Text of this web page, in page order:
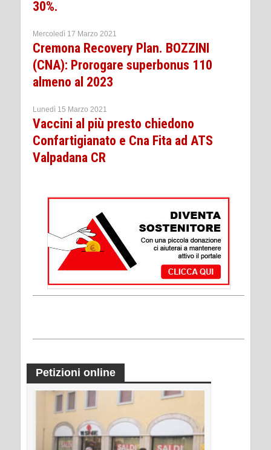
30%.
Mercoledì 17 Marzo 2021
Cremona Recovery Plan. BOZZINI
(CNA): Prorogare superbonus 110
almeno al 2023
Lunedì 15 Marzo 2021
Vaccini al più presto chiedono
Confartigianato e Cna Fita ad ATS
Valpadana CR
Petizioni online